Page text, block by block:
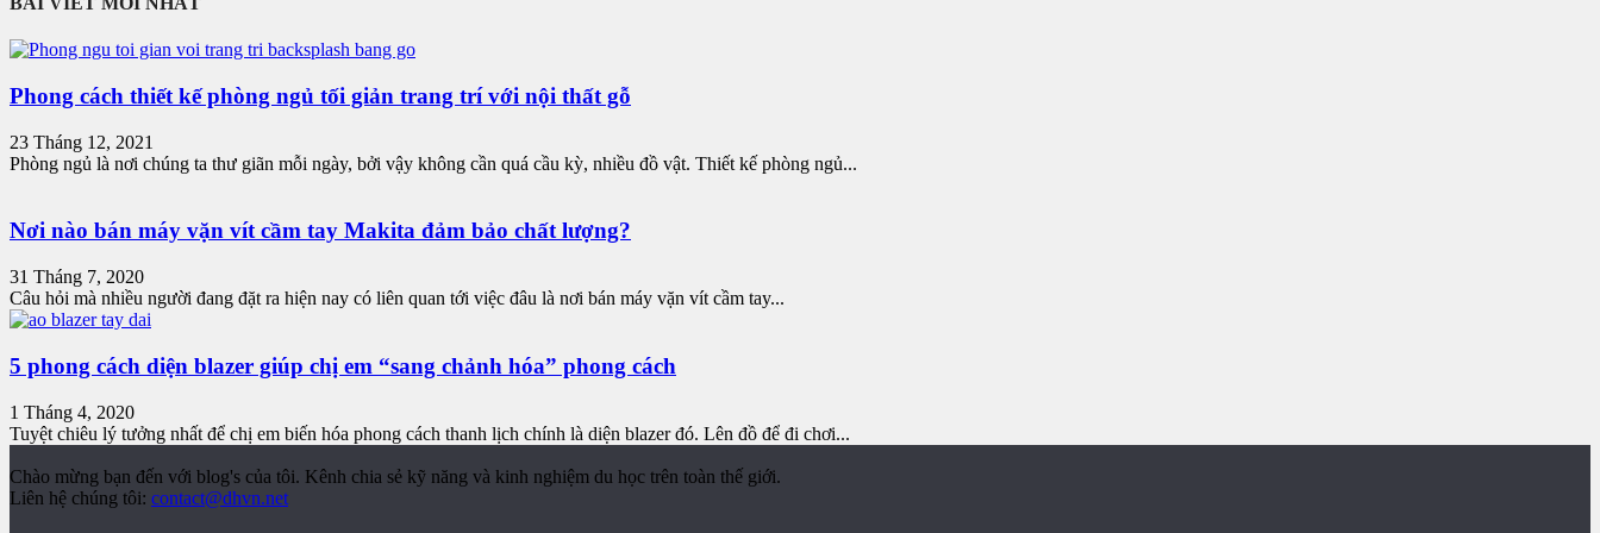
Phong cách thiết kế phòng ngủ tối giản trang trí với nội thất gỗ
23 Tháng 12, 2021
Phòng ngủ là nơi chúng ta thư giãn mỗi ngày, bởi vậy không cần quá cầu kỳ, nhiều đồ vật. Thiết kế phòng ngủ...
Nơi nào bán máy vặn vít cầm tay Makita đảm bảo chất lượng?
31 Tháng 7, 2020
Câu hỏi mà nhiều người đang đặt ra hiện nay có liên quan tới việc đâu là nơi bán máy vặn vít cầm tay...
5 phong cách diện blazer giúp chị em “sang chảnh hóa” phong cách
1 Tháng 4, 2020
Tuyệt chiêu lý tưởng nhất để chị em biến hóa phong cách thanh lịch chính là diện blazer đó. Lên đồ để đi chơi...
Chào mừng bạn đến với blog's của tôi. Kênh chia sẻ kỹ năng và kinh nghiệm du học trên toàn thế giới.
Liên hệ chúng tôi: contact@dhvn.net